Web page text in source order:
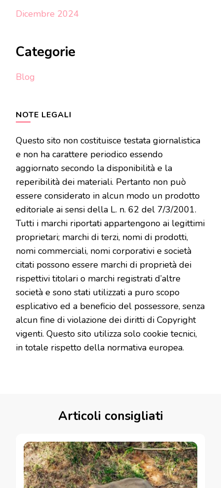
Dicembre 2024
Categorie
Blog
NOTE LEGALI
Questo sito non costituisce testata giornalistica
e non ha carattere periodico essendo
aggiornato secondo la disponibilità e la
reperibilità dei materiali. Pertanto non può
essere considerato in alcun modo un prodotto
editoriale ai sensi della L. n. 62 del 7/3/2001.
Tutti i marchi riportati appartengono ai legittimi
proprietari; marchi di terzi, nomi di prodotti,
nomi commerciali, nomi corporativi e società
citati possono essere marchi di proprietà dei
rispettivi titolari o marchi registrati d’altre
società e sono stati utilizzati a puro scopo
esplicativo ed a beneficio del possessore, senza
alcun fine di violazione dei diritti di Copyright
vigenti. Questo sito utilizza solo cookie tecnici,
in totale rispetto della normativa europea.
Articoli consigliati